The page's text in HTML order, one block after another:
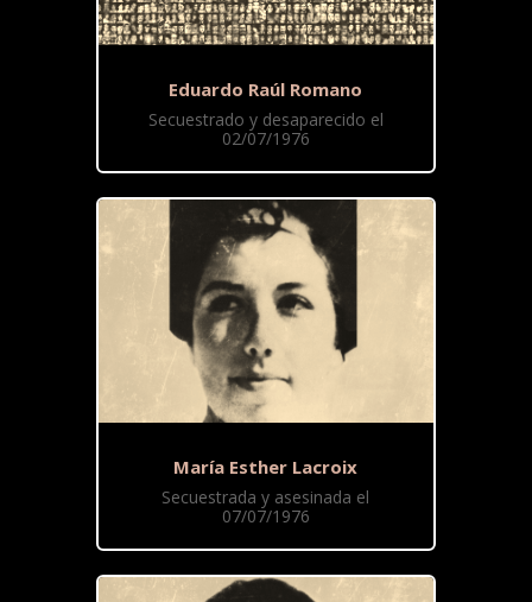
Eduardo Raúl Romano
Secuestrado y desaparecido el
02/07/1976
María Esther Lacroix
Secuestrada y asesinada el
07/07/1976